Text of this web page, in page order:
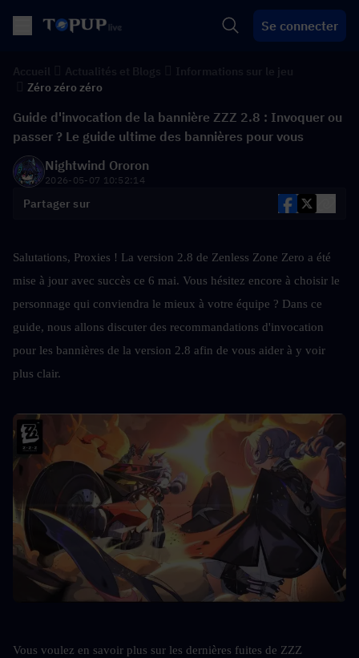
Se connecter
Zéro zéro zéro
Guide d'invocation de la bannière ZZZ 2.8 : Invoquer ou
passer ? Le guide ultime des bannières pour vous
Nightwind Ororon
2026-05-07 10:52:14
Partager sur
Salutations, Proxies ! La version 2.8 de Zenless Zone Zero a été
mise à jour avec succès ce 6 mai. Vous hésitez encore à choisir le
personnage qui conviendra le mieux à votre équipe ? Dans ce
guide, nous allons discuter des recommandations d'invocation
pour les bannières de la version 2.8 afin de vous aider à y voir
plus clair.
Vous voulez en savoir plus sur les dernières fuites de ZZZ